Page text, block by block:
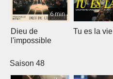
6 min
Dieu de
l'impossible
Tu es la vie
Saison 48